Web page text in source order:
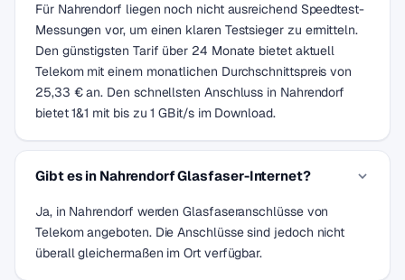
Für Nahrendorf liegen noch nicht ausreichend Speedtest-
Messungen vor, um einen klaren Testsieger zu ermitteln.
Den günstigsten Tarif über 24 Monate bietet aktuell
Telekom mit einem monatlichen Durchschnittspreis von
25,33 € an. Den schnellsten Anschluss in Nahrendorf
bietet 1&1 mit bis zu 1 GBit/s im Download.
Gibt es in Nahrendorf Glasfaser-Internet?
Ja, in Nahrendorf werden Glasfaseranschlüsse von
Telekom angeboten. Die Anschlüsse sind jedoch nicht
überall gleichermaßen im Ort verfügbar.